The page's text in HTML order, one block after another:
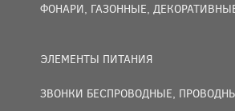
ФОНАРИ, ГАЗОННЫЕ,
ЭЛЕМЕНТЫ ПИТАНИЯ
ЗВОНКИ БЕСПРОВОДНЫЕ,